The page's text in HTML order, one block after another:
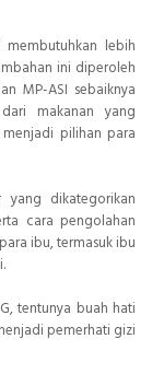
lebih
ini diperoleh
MP-ASI sebaiknya
makanan yang
pilihan para
dikategorikan
cara pengolahan
ibu, termasuk ibu
tentunya buah hati
pemerhati gizi